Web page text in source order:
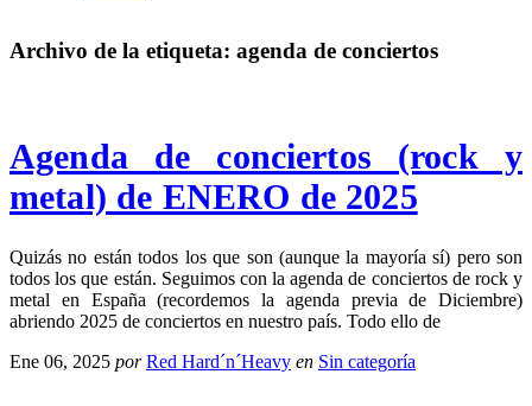
Archivo de la etiqueta: agenda de conciertos
Agenda de conciertos (rock y
metal) de ENERO de 2025
Quizás no están todos los que son (aunque la mayoría sí) pero son
todos los que están. Seguimos con la agenda de conciertos de rock y
metal en España (recordemos la agenda previa de Diciembre)
abriendo 2025 de conciertos en nuestro país. Todo ello de
Ene 06, 2025 por Red Hard´n´Heavy en Sin categoría